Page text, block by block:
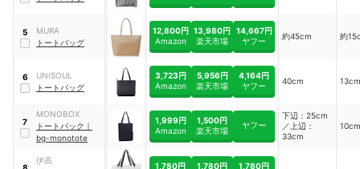
5
MURA
トートバッグ
12,800円
Amazon
13,980円
楽天市場
14,667円
ヤフー
約45cm 約
6
UNISOUL
トートバッグ
3,723円
Amazon
5,956円
楽天市場
4,164円
ヤフー
40cm 13cm
7
MONOBOX
トートバック ｜
bg-monotote
1,999円
Amazon
1,500円
楽天市場
ヤフー
下辺：25cm
／上辺：
33cm
10cm
伊高
1,780円
1,780円
1,780円